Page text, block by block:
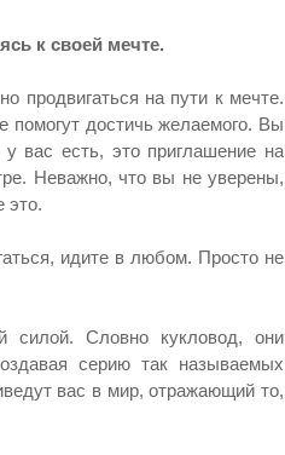
к своей мечте.
продвигаться на пути к мечте.
помогут достичь желаемого. Вы
вас есть, это приглашение на
Неважно, что вы не уверены,
это.
идите в любом. Просто не
силой. Словно кукловод, они
серию так называемых
вас в мир, отражающий то,